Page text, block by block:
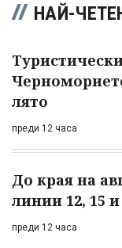
НАЙ-
лято
преди 12 часа
До края на
линии 12, 15 и
преди 12 часа